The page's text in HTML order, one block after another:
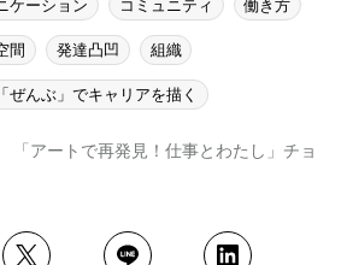
ケーション コミュニティ 働き方
間 発達凸凹 組織
ぜんぶ」でキャリアを描く
「アートで再発見！仕事とわたし」チョ